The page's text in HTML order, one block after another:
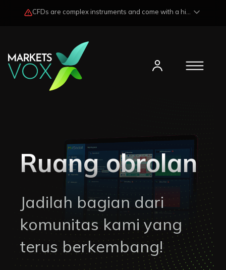
Ruang obrolan
Jadilah bagian dari
komunitas kami yang
terus berkembang!